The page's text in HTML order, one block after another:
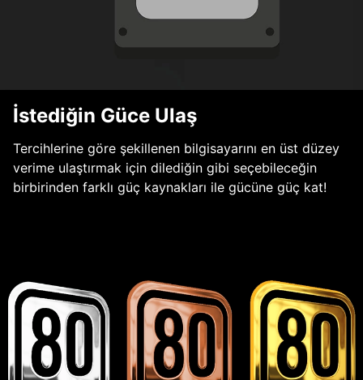
İstediğin Güce Ulaş
Tercihlerine göre şekillenen bilgisayarını en üst düzey
verime ulaştırmak için dilediğin gibi seçebileceğin
birbirinden farklı güç kaynakları ile gücüne güç kat!